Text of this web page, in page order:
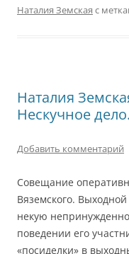
Наталия Земская с
Наталия
Нескучное дело.
Добавить комментарий
Совещание
Вяземского.
некую
поведении его
«посиделки» в